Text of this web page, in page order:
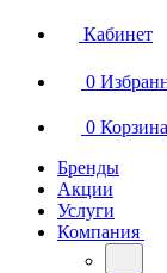
Кабинет
0
0 Корзина
Бренды
Акции
Услуги
Компания